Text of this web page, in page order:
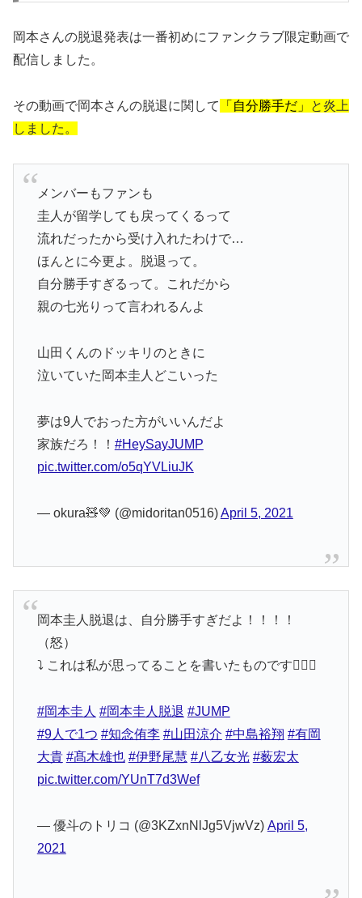
岡本さんの脱退発表は一番初めにファンクラブ限定動画で
配信しました。
その動画で岡本さんの脱退に関して 「自分勝手だ」
と炎上
しました。
メンバーもファンも
圭人が留学しても戻ってくるって
流れだったから受け入れたわけで…
ほんとに今更よ。脱退って。
自分勝手すぎるって。これだから
親の七光りって言われるんよ
山田くんのドッキリのときに
泣いていた岡本圭人どこいった
夢は9人でおった方がいいんだよ
家族だろ！！ #HeySayJUMP
pic.twitter.com/o5qYVLiuJK
— okura🧸💚 (@midoritan0516)April 5, 2021
岡本圭人脱退は、自分勝手すぎだよ！！！！
（怒）
⤵︎ ︎これは私が思ってることを書いたものです🙇🏻‍♀️
#岡本圭人 #岡本圭人脱退 #JUMP
#9人で1つ #知念侑李 #山田涼介 #中島裕翔 #有岡
大貴 #髙木雄也 #伊野尾慧 #八乙女光 #薮宏太
pic.twitter.com/YUnT7d3Wef
— 優斗のトリコ (@3KZxnNlJg5VjwVz) April 5,
2021